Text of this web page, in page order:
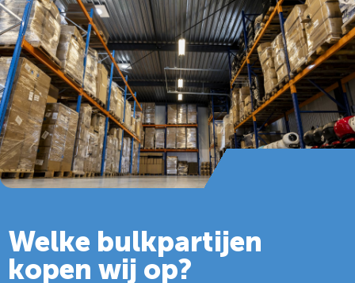
Welke bulkpartijen
kopen wij op?